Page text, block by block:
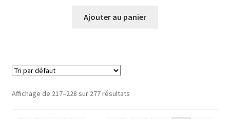
Ajouter au panier
Affichage de 217–228 sur 277 résultats